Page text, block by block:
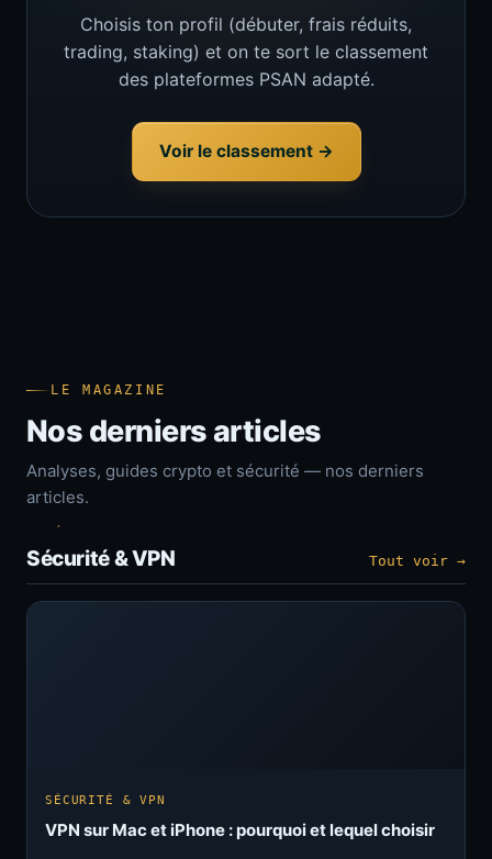
Choisis ton profil (débuter, frais réduits,
trading, staking) et on te sort le classement
des plateformes PSAN adapté.
Voir le classement →
LE MAGAZINE
Nos derniers articles
Analyses, guides crypto et sécurité — nos derniers
articles.
Sécurité & VPN Tout voir →
SÉCURITÉ & VPN
VPN sur Mac et iPhone : pourquoi et lequel choisir